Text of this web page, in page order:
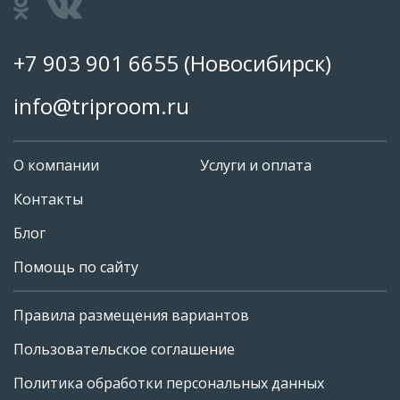
+7 903 901 6655
+7 903 901 6655 (Новосибирск)
info@triproom.ru
О компании
Контакты
Блог
Помощь по сайту
Услуги и оплата
Правила размещения вариантов
Пользовательское соглашение
Политика обработки персональных данных